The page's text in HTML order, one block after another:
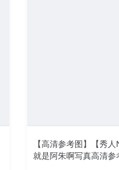
【高清参考图】【秀
就是阿朱啊写真高清参